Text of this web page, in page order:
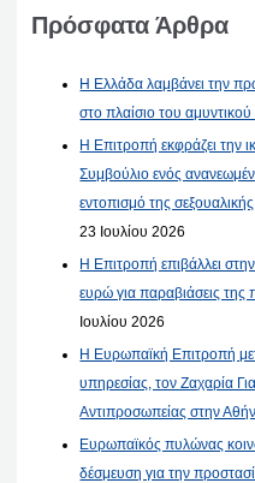
Πρόσφατα Άρθρα
Η Ελλάδα λαμβάνει την
στο πλαίσιο του
Η Επιτροπή εκφράζει την
Συμβούλιο ενός
εντοπισμό της
23 Ιουλίου 2026
Η Επιτροπή επιβάλλει
ευρώ για παραβιάσεις της
Ιουλίου 2026
Η Ευρωπαϊκή Επιτροπή
υπηρεσίας, τον Ζαχαρία
Αντιπροσωπείας στην
Ευρωπαϊκός πυλώνας
δέσμευση για την